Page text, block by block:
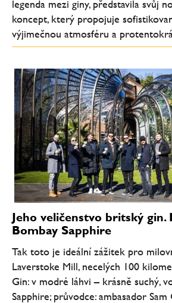
legenda mezi giny, představila svůj
koncept, který propojuje
výjimečnou atmosféru a
Jeho veličenstvo britský gin.
Bombay Sapphire
Tak toto je ideální zážitek pro
Laverstoke Mill, necelých 100
Gin: v modré láhvi – krásně suchý,
Sapphire; průvodce: ambasador Sam